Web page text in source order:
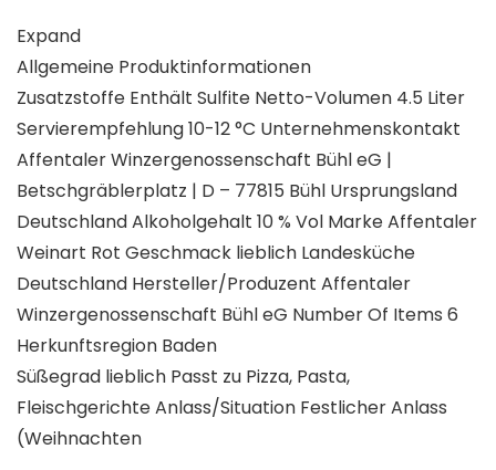
Expand
Allgemeine Produktinformationen
Zusatzstoffe Enthält Sulfite Netto-Volumen 4.5 Liter
Servierempfehlung 10-12 °C Unternehmenskontakt
Affentaler Winzergenossenschaft Bühl eG |
Betschgräblerplatz | D – 77815 Bühl Ursprungsland
Deutschland Alkoholgehalt 10 % Vol Marke Affentaler
Weinart Rot Geschmack lieblich Landesküche
Deutschland Hersteller/Produzent Affentaler
Winzergenossenschaft Bühl eG Number Of Items 6
Herkunftsregion Baden
Süßegrad lieblich Passt zu Pizza, Pasta,
Fleischgerichte Anlass/Situation Festlicher Anlass
(Weihnachten